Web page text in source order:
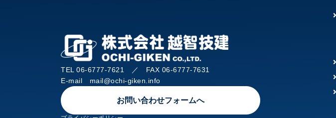
TEL 06-6777-7621 ／ FAX 06-6777-7631
E-mail mail@ochi-giken.info
お問い合わせフォームへ